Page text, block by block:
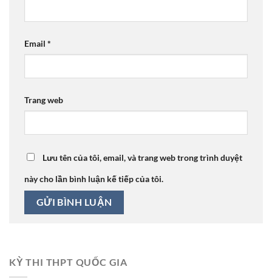
Email *
Trang web
Lưu tên của tôi, email, và trang web trong trình duyệt
này cho lần bình luận kế tiếp của tôi.
KỲ THI THPT QUỐC GIA